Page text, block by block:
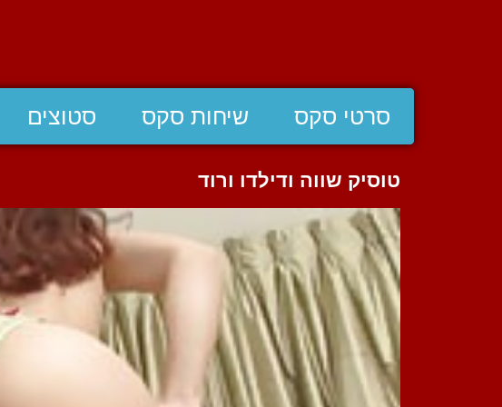
סרטי סקס שיחות סקס סטוצים
טוסיק שווה ודילדו ורוד